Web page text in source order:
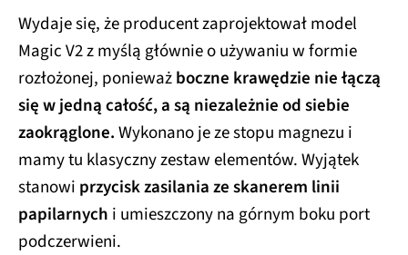
Wydaje się, że producent zaprojektował model
Magic V2 z myślą głównie o używaniu w formie
rozłożonej, ponieważboczne krawędzie nie łączą
się w jedną całość, a są niezależnie od siebie
zaokrąglone.Wykonano je ze stopu magnezu i
mamy tu klasyczny zestaw elementów. Wyjątek
stanowi przycisk zasilania ze skanerem linii
papilarnych i umieszczony na górnym boku port
podczerwieni.